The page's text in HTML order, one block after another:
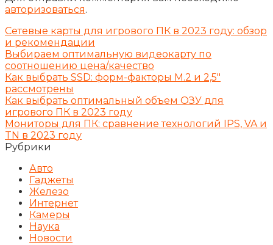
авторизоваться.
Сетевые карты для игрового ПК в 2023 году: обзор
и рекомендации
Выбираем оптимальную видеокарту по
соотношению цена/качество
Как выбрать SSD: форм-факторы M.2 и 2,5″
рассмотрены
Как выбрать оптимальный объем ОЗУ для
игрового ПК в 2023 году
Мониторы для ПК: сравнение технологий IPS, VA и
TN в 2023 году
Рубрики
Авто
Гаджеты
Железо
Интернет
Камеры
Наука
Новости